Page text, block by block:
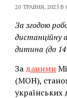
20 ТРАВНЯ, 2025 В
За згодою
дистанційну
дитина (до 14
За даними
(МОН),
українських